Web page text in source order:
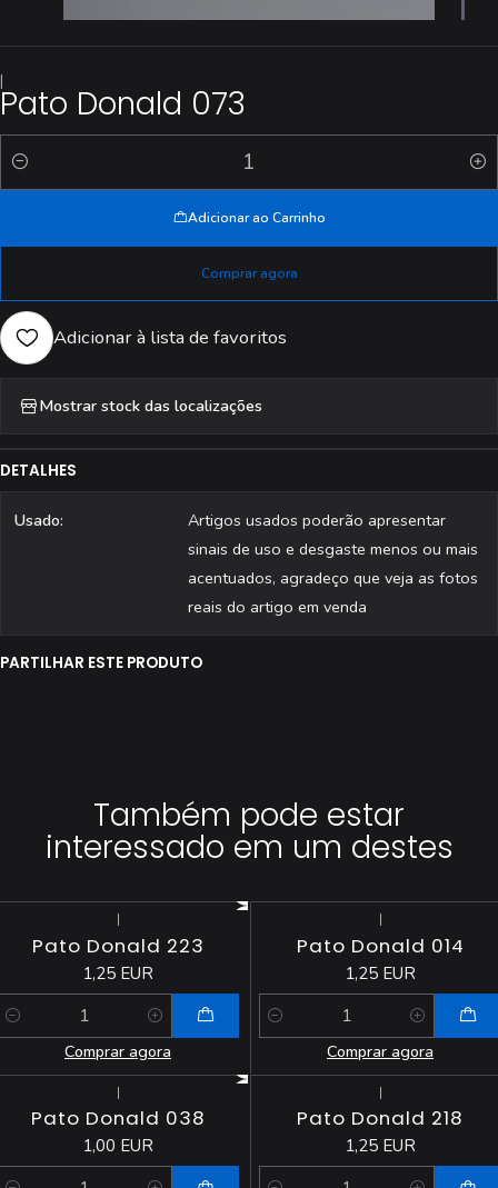
|
Pato Donald 073
Quantidade
Adicionar ao Carrinho
Comprar agora
Adicionar à lista de favoritos
Mostrar stock das localizações
DETALHES
Usado:
Artigos usados poderão apresentar
sinais de uso e desgaste menos ou mais
acentuados, agradeço que veja as fotos
reais do artigo em venda
PARTILHAR ESTE PRODUTO
Também pode estar
interessado em um destes
|
Pato Donald 223
1,25 EUR
Comprar agora
|
Pato Donald 014
1,25 EUR
Quantidade
Comprar agora
|
Pato Donald 038
1,00 EUR
|
Pato Donald 218
1,25 EUR